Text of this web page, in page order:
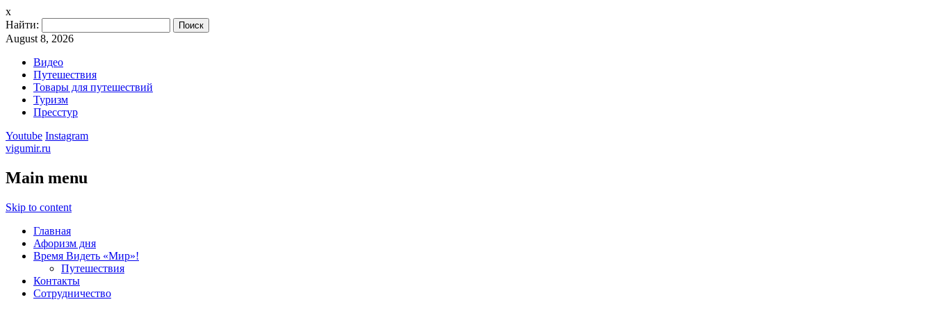
x
Найти:
August 8, 2026
Видео
Путешествия
Товары для путешествий
Туризм
Пресстур
Youtube Instagram
vigumir.ru
Main menu
Skip to content
Главная
Афоризм дня
Время Видеть «Мир»!
Путешествия
Контакты
Сотрудничество